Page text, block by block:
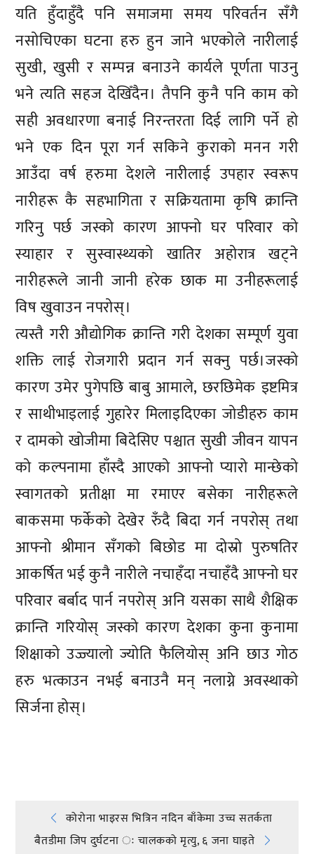
यति हुँदाहुँदै पनि समाजमा समय परिवर्तन सँगै
नसोचिएका घटना हरु हुन जाने भएकोले नारीलाई
सुखी, खुसी र सम्पन्न बनाउने कार्यले पूर्णता पाउनु
भने त्यति सहज देखिँदैन। तैपनि कुनै पनि काम को
सही अवधारणा बनाई निरन्तरता दिई लागि पर्ने हो
भने एक दिन पूरा गर्न सकिने कुराको मनन गरी
आउँदा वर्ष हरुमा देशले नारीलाई उपहार स्वरूप
नारीहरू कै सहभागिता र सक्रियतामा कृषि क्रान्ति
गरिनु पर्छ जस्को कारण आफ्नो घर परिवार को
स्याहार र सुस्वास्थ्यको खातिर अहोरात्र खट्ने
नारीहरूले जानी जानी हरेक छाक मा उनीहरूलाई
विष खुवाउन नपरोस्।
त्यस्तै गरी औद्योगिक क्रान्ति गरी देशका सम्पूर्ण युवा
शक्ति लाई रोजगारी प्रदान गर्न सक्नु पर्छ।जस्को
कारण उमेर पुगेपछि बाबु आमाले, छरछिमेक इष्टमित्र
र साथीभाइलाई गुहारेर मिलाइदिएका जोडीहरु काम
र दामको खोजीमा बिदेसिए पश्चात सुखी जीवन यापन
को कल्पनामा हाँस्दै आएको आफ्नो प्यारो मान्छेको
स्वागतको प्रतीक्षा मा रमाएर बसेका नारीहरूले
बाकसमा फर्केको देखेर रुँदै बिदा गर्न नपरोस् तथा
आफ्नो श्रीमान सँगको बिछोड मा दोस्रो पुरुषतिर
आकर्षित भई कुनै नारीले नचाहँदा नचाहँदै आफ्नो घर
परिवार बर्बाद पार्न नपरोस् अनि यसका साथै शैक्षिक
क्रान्ति गरियोस् जस्को कारण देशका कुना कुनामा
शिक्षाको उज्ज्यालो ज्योति फैलियोस् अनि छाउ गोठ
हरु भत्काउन नभई बनाउनै मन् नलाग्ने अवस्थाको
सिर्जना होस्।
Postकोरोना भाइरस भित्रिन नदिन बाँकेमा उच्च सतर्कता
बैतडीमा जिप दुर्घटना ः चालकको मृत्यु, ६ जना घाइते